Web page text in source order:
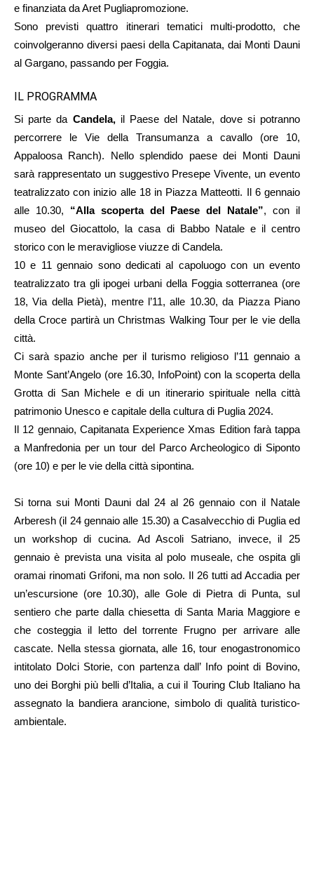
e finanziata da Aret Pugliapromozione.
Sono previsti quattro itinerari tematici multi-prodotto, che
coinvolgeranno diversi paesi della Capitanata, dai Monti Dauni
al Gargano, passando per Foggia.
IL PROGRAMMA
Si parte da Candela,il Paese del Natale, dove si potranno
percorrere le Vie della Transumanza a cavallo (ore 10,
Appaloosa Ranch). Nello splendido paese dei Monti Dauni
sarà rappresentato un suggestivo Presepe Vivente, un evento
teatralizzato con inizio alle 18 in Piazza Matteotti. Il 6 gennaio
alle 10.30, “Alla scoperta del Paese del Natale”, con il
museo del Giocattolo, la casa di Babbo Natale e il centro
storico con le meravigliose viuzze di Candela.
10 e 11 gennaio sono dedicati al capoluogo con un evento
teatralizzato tra gli ipogei urbani della Foggia sotterranea (ore
18, Via della Pietà), mentre l’11, alle 10.30, da Piazza Piano
della Croce partirà un Christmas Walking Tour per le vie della
città.
Ci sarà spazio anche per il turismo religioso l’11 gennaio a
Monte Sant’Angelo (ore 16.30, InfoPoint) con la scoperta della
Grotta di San Michele e di un itinerario spirituale nella città
patrimonio Unesco e capitale della cultura di Puglia 2024.
Il 12 gennaio, Capitanata Experience Xmas Edition farà tappa
a Manfredonia per un tour del Parco Archeologico di Siponto
(ore 10) e per le vie della città sipontina.
Si torna sui Monti Dauni dal 24 al 26 gennaio con il Natale
Arberesh (il 24 gennaio alle 15.30) a Casalvecchio di Puglia ed
un workshop di cucina. Ad Ascoli Satriano, invece, il 25
gennaio è prevista una visita al polo museale, che ospita gli
oramai rinomati Grifoni, ma non solo. Il 26 tutti ad Accadia per
un’escursione (ore 10.30), alle Gole di Pietra di Punta, sul
sentiero che parte dalla chiesetta di Santa Maria Maggiore e
che costeggia il letto del torrente Frugno per arrivare alle
cascate. Nella stessa giornata, alle 16, tour enogastronomico
intitolato Dolci Storie, con partenza dall’ Info point di Bovino,
uno dei Borghi più belli d’Italia, a cui il Touring Club Italiano ha
assegnato la bandiera arancione, simbolo di qualità turistico-
ambientale.